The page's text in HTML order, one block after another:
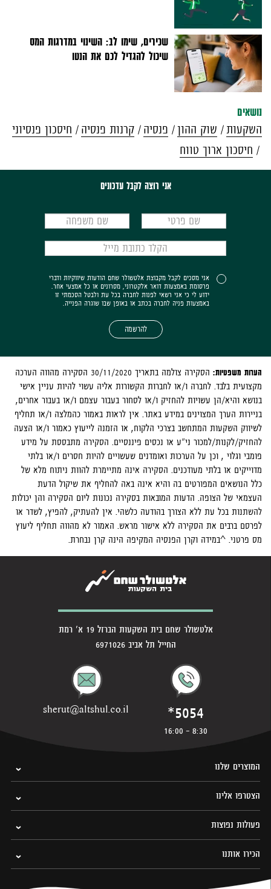
שכירים, שימו לב: השינוי במדרגות המס
שיכול להגדיל לכם את הנטו
נושאים
השקעות
שוק ההון פנסיה קרנות פנסיה
חיסכון פנסיוני
חיסכון ארוך טווח
אני רוצה לקבל עדכונים
אני מסכים לקבל מקבוצת אלטשולר שחם הודעות שיווקיות ודברי
פרסומת באמצעות דואר אלקטרוני, מסרונים או כל אמצעי אחר.
ידוע לי כי אני רשאי לפנות לחברה בכל עת ולבטל הסכמתי זו
באמצעות פניה לחברה בכתב או באופן שבו שוגרה הפנייה.
להרשמה
הערות משפטיות: הסקירה צולמה בתאריך 30/11/2020
הסקירה מהווה הערכה
מקצועית בלבד. לחברה ו/או לחברות הקשורות אליה עשוי להיות עניין אישי
בנושא והיא/הן עשויות להחזיק ו/או לסחור בעבור עצמם ו/או בעבור אחרים,
בניירות הערך המצוינים במידע באתר. אין לראות באמור כהמלצה ו/או תחליף
לשיווק השקעות המתחשב בצרכי הלקוח, או הזמנה לייעוץ כאמור ו/או הצעה
להחזיק/לקנות/למכור ני"ע או נכסים פיננסיים. הסקירה מתבססת על מידע
פומבי וגלוי , וכן על הערכות ואומדנים שעשויים להיות חסרים ו/או בלתי
מדוייקים או בלתי מעודכנים. הסקירה אינה מתיימרת להוות ניתוח מלא של
כלל הנושאים המפורטים בה והיא אינה באה להחליף את שיקול הדעת
העצמאי של הצופה. הדעות המובאות בסקירה נכונות ליום הסקירה והן יכולות
להשתנות בכל עת ללא הצורך בהודעה כלשהי. אין להעתיק, להפיץ, לשדר או
לפרסם ברבים את הסקירה ללא אישור מראש. האמור לא מהווה תחליף ליעוץ
מס פרטני. ^במידה וקרן הפנסיה המקיפה הינה קרן נבחרת.
אלטשולר שחם בית השקעות הברזל 19 א' רמת
החייל תל אביב 6971026
*5054
8:30 - 16:00
sherut@altshul.co.il
המוצרים שלנו
הצטרפו אלינו
פעולות נפוצות
הכירו אותנו